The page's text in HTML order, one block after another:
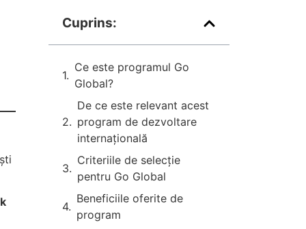
Cuprins:
Ce este programul Go
Global?
De ce este relevant acest
program de dezvoltare
internațională
Criteriile de selecție
pentru Go Global
Beneficiile oferite de
program